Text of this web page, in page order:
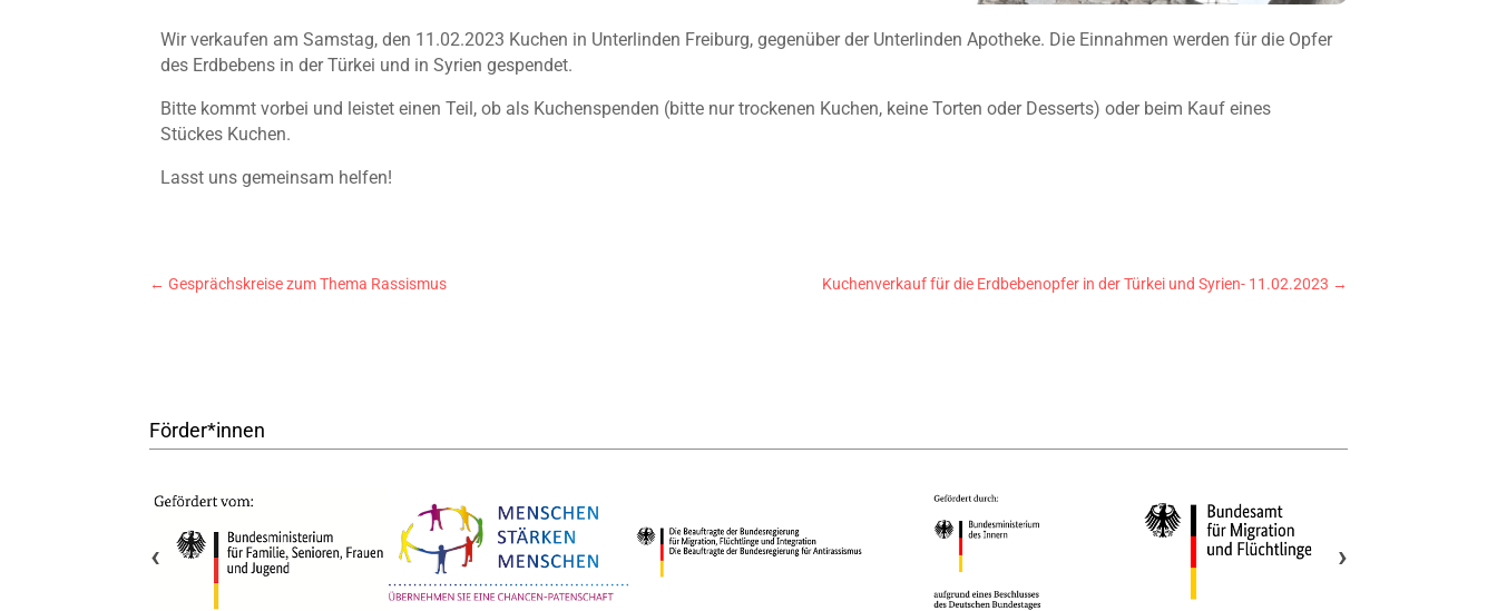
Wir verkaufen am Samstag, den 11.02.2023 Kuchen in Unterlinden Freiburg, gegenüber der Unterlinden Apotheke. Die Einnahmen werden für die Opfer
des Erdbebens in der Türkei und in Syrien gespendet.
Bitte kommt vorbei und leistet einen Teil, ob als Kuchenspenden (bitte nur trockenen Kuchen, keine Torten oder Desserts) oder beim Kauf eines
Stückes Kuchen.
Lasst uns gemeinsam helfen!
←Gesprächskreise zum Thema Rassismus Kuchenverkauf für die Erdbebenopfer in der Türkei und Syrien- 11.02.2023 →
Förder*innen
‹ ›